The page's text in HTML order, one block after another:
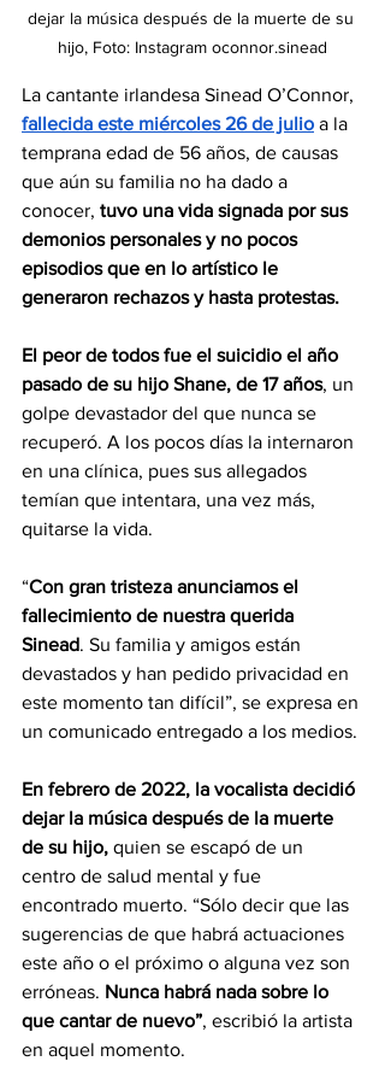
dejar la música después de la muerte de su
hijo, Foto: Instagram oconnor.sinead
La cantante irlandesa Sinead O’Connor,
fallecida este miércoles 26 de julio a la
temprana edad de 56 años, de causas
que aún su familia no ha dado a
conocer, tuvo una vida signada por sus
demonios personales y no pocos
episodios que en lo artístico le
generaron rechazos y hasta protestas.
El peor de todos fue el suicidio el año
pasado de su hijo Shane, de 17 años, un
golpe devastador del que nunca se
recuperó. A los pocos días la internaron
en una clínica, pues sus allegados
temían que intentara, una vez más,
quitarse la vida.
“Con gran tristeza anunciamos el
fallecimiento de nuestra querida
Sinead. Su familia y amigos están
devastados y han pedido privacidad en
este momento tan difícil”, se expresa en
un comunicado entregado a los medios.
En febrero de 2022, la vocalista decidió
dejar la música después de la muerte
de su hijo, quien se escapó de un
centro de salud mental y fue
encontrado muerto. “Sólo decir que las
sugerencias de que habrá actuaciones
este año o el próximo o alguna vez son
erróneas. Nunca habrá nada sobre lo
que cantar de nuevo”, escribió la artista
en aquel momento.